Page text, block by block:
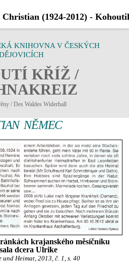
KNIHOVNA V ČESKÝCH
KŘÍŽ /
/ Des Waldes Widerhall
NĚMEC
krajanského měsíčníku
dcera Ulrike
und Heimat, 2013, č. 1, s. 40
(1924-2012) -